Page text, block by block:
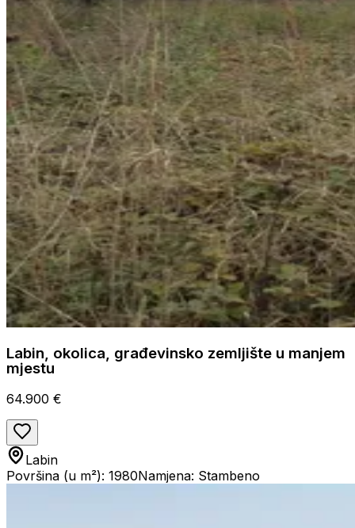
Labin, okolica, građevinsko zemljište u manjem
mjestu
64.900 €
Labin
Površina (u m²): 1980Namjena: Stambeno